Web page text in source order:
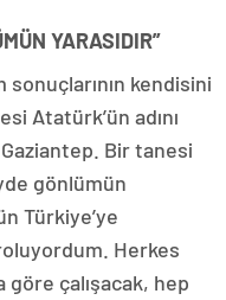
YARASIDIR”
kendisini
Atatürk’ün adını
Gaziantep. Bir tanesi
gönlümün
Türkiye’ye
Herkes
çalışacak, hep